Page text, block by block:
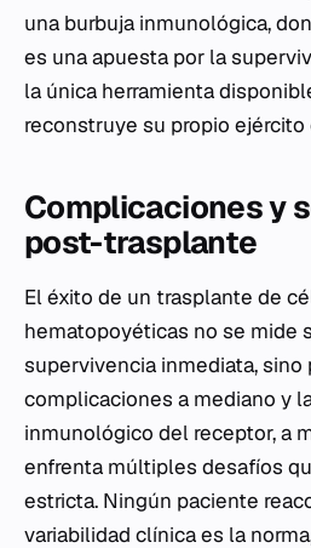
una burbuja inmunológica,
es una apuesta por la
la única herramienta
reconstruye su propio ejército
Complicaciones y
post-trasplante
El éxito de un trasplante de
hematopoyéticas no se mide
supervivencia inmediata, sino
complicaciones a mediano y
inmunológico del receptor, a
enfrenta múltiples desafíos
estricta. Ningún paciente
variabilidad clínica es la